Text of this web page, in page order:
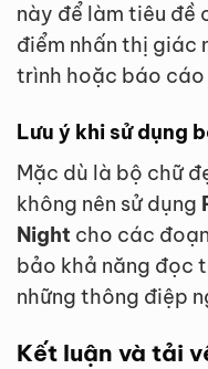
này để làm tiêu đề
điểm nhấn thị giác
trình hoặc báo
Lưu ý khi sử dụng
Mặc dù là bộ chữ
không nên sử dụng
Night cho các
bảo khả năng đọc
những thông điệp
Kết luận và tải